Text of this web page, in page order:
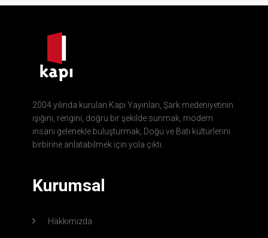
2004 yılında kurulan Kapı Yayınları, Şark medeniyetinin
ışığını, rengini, doğru bir şekilde sunmak, modern
insanı gelenekle buluşturmak, Doğu ve Batı kültürlerini
birbirine anlatabilmek için yola çıktı.
Kurumsal
Hakkımızda